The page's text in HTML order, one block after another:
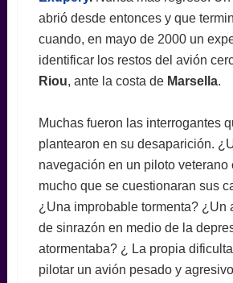
abrió desde entonces y que
cuando, en mayo de 2000 un
identificar los restos del avión
Riou, ante la costa de Marsella.
Muchas fueron las interrogantes
plantearon en su desaparición.
navegación en un piloto veterano
mucho que se cuestionaran sus
¿Una improbable tormenta? ¿Un
de sinrazón en medio de la
atormentaba? ¿ La propia
pilotar un avión pesado y